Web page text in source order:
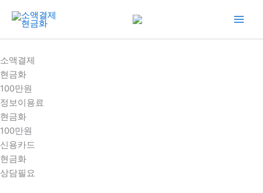
건
너
뛰
기
소액결제
현금화
100만원
정보이용료
현금화
100만원
신용카드
현금화
상담필요